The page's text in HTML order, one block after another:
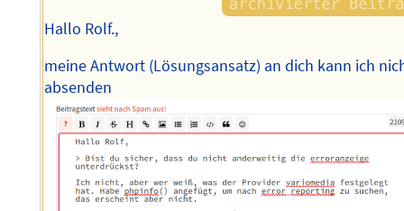
Hallo Rolf.,
meine Antwort (Lösungsansatz) an dich kann ich
absenden